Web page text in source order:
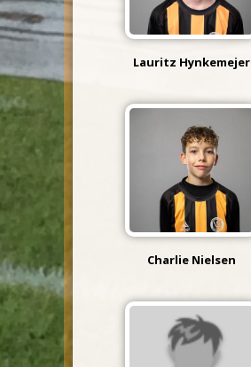
Lauritz Hynkemejer
Charlie Nielsen